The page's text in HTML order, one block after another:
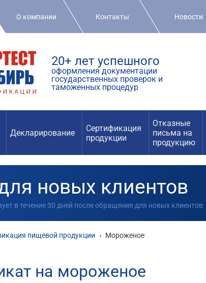
О компании Контакты Новости
20+ лет успешного
оформления документации
государственных проверок и
таможенных процедур
Декларирование
Сертификация
продукции
Отказные
письма на
продукцию
новых клиентов
в течение 30 дней после обращения для новых клиентов
пищевой продукции › Мороженое
на мороженое